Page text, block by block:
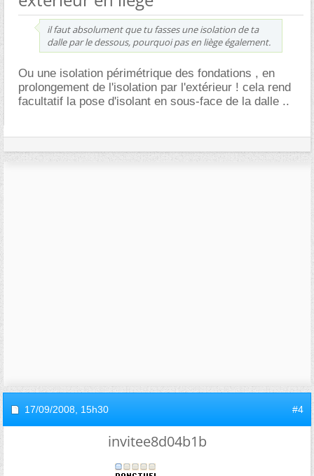
il faut absolument que tu fasses une isolation de ta
dalle par le dessous, pourquoi pas en liège également.
Ou une isolation périmétrique des fondations , en
prolongement de l'isolation par l'extérieur ! cela rend
facultatif la pose d'isolant en sous-face de la dalle ..
17/09/2008, 15h30 #4
invitee8d04b1b